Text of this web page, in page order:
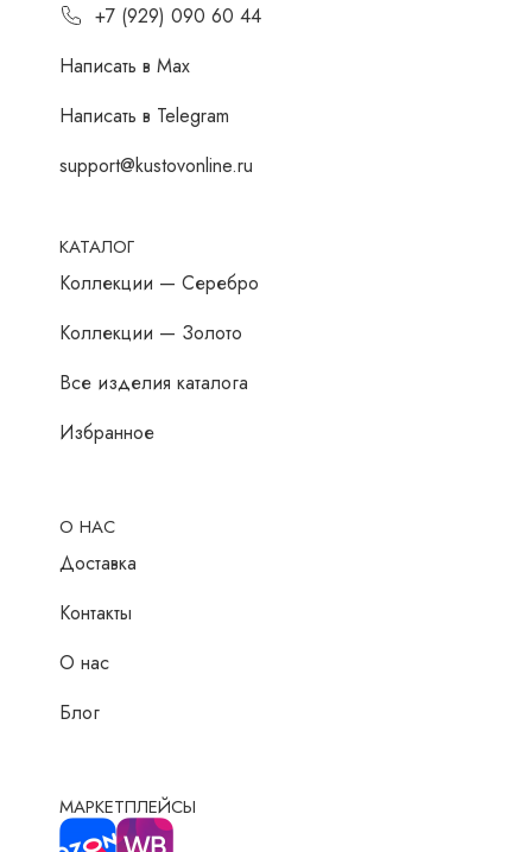
+7 (929) 090 60 44
Написать в Мах
Написать в Telegram
support@kustovonline.ru
КАТАЛОГ
Коллекции — Серебро
Коллекции — Золото
Все изделия каталога
Избранное
О НАС
Доставка
Контакты
О нас
Блог
МАРКЕТПЛЕЙСЫ